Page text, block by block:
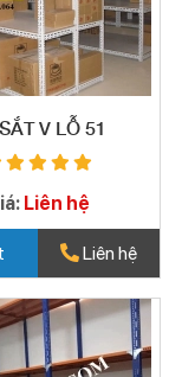
V LỖ 51
Liên hệ
Liên hệ